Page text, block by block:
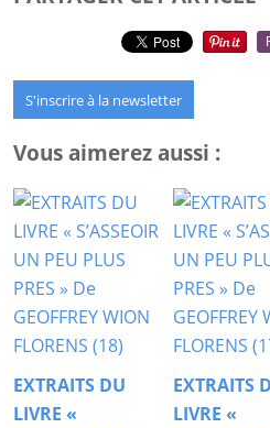
S'inscrire à la newsletter
Vous aimerez aussi :
EXTRAITS DU
LIVRE «
EXTRAITS
LIVRE «